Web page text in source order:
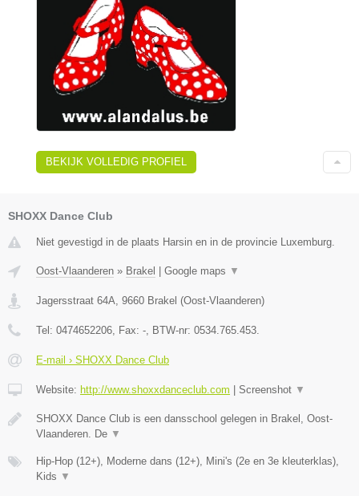
BEKIJK VOLLEDIG PROFIEL
SHOXX Dance Club
Niet gevestigd in de plaats Harsin en in de provincie Luxemburg.
Oost-Vlaanderen » Brakel | Google maps ▼
Jagersstraat 64A 9660 Brakel (Oost-Vlaanderen)
Tel: 0474652206 , Fax: - , BTW-nr: 0534.765.453.
E-mail › SHOXX Dance Club
Website: http://www.shoxxdanceclub.com | Screenshot ▼
SHOXX Dance Club is een dansschool gelegen in Brakel, Oost-
Vlaanderen. De ▼
Hip-Hop (12+), Moderne dans (12+), Mini's (2e en 3e kleuterklas),
Kids ▼